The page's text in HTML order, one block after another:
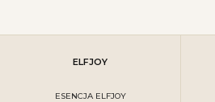
ELFJOY
ESENCJA ELFJOY